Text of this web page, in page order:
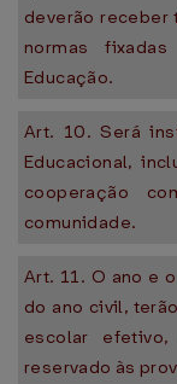
deverão receber
normas
Educação.
Art. 10. Será
Educacional,
cooperação
comunidade.
Art. 11. O ano e
do ano civil,
escolar
reservado às